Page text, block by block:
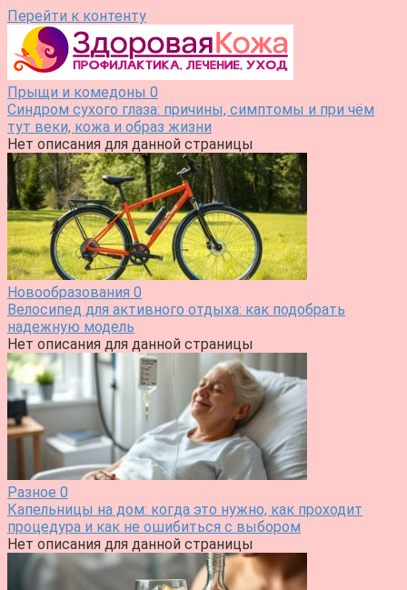
Перейти к контенту
Прыщи и комедоны 0
Синдром сухого глаза: причины, симптомы и при чём
тут веки, кожа и образ жизни
Нет описания для данной страницы
Новообразования 0
Велосипед для активного отдыха: как подобрать
надежную модель
Нет описания для данной страницы
Разное 0
Капельницы на дом: когда это нужно, как проходит
процедура и как не ошибиться с выбором
Нет описания для данной страницы